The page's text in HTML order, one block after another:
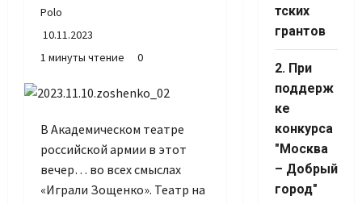
Polo
10.11.2023
1 минуты чтение
0
В Академическом театре
российской армии в этот
вечер… во всех смыслах
«Играли Зощенко». Театр на
тских
грантов
2. При
поддерж
ке
конкурса
"Москва
– Добрый
город"